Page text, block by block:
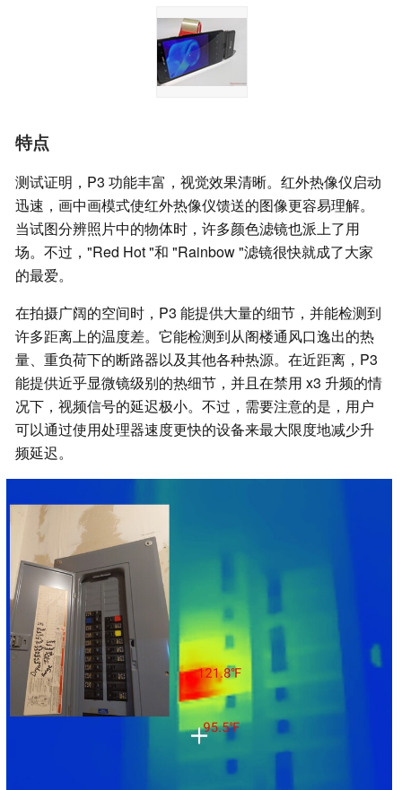
特点
测试证明，P3 功能丰富，视觉效果清晰。红外热像仪启动
迅速，画中画模式使红外热像仪馈送的图像更容易理解。
当试图分辨照片中的物体时，许多颜色滤镜也派上了用
场。不过，"Red Hot "和 "Rainbow "滤镜很快就成了大家
的最爱。
在拍摄广阔的空间时，P3 能提供大量的细节，并能检测到
许多距离上的温度差。它能检测到从阁楼通风口逸出的热
量、重负荷下的断路器以及其他各种热源。在近距离，P3
能提供近乎显微镜级别的热细节，并且在禁用 x3 升频的情
况下，视频信号的延迟极小。不过，需要注意的是，用户
可以通过使用处理器速度更快的设备来最大限度地减少升
频延迟。